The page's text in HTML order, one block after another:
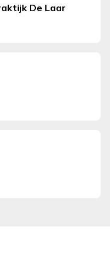
De Laar